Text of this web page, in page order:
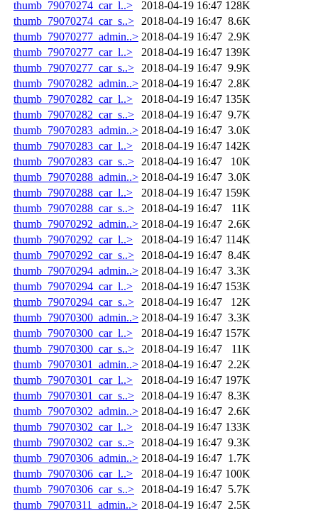
thumb_79070274_car_l..> 2018-04-19 16:47 128K
thumb_79070274_car_s..>
2018-04-19 16:47 8.6K
thumb_79070277_admin..> 2018-04-19 16:47 2.9K
thumb_79070277_car_l..>
2018-04-19 16:47 139K
thumb_79070277_car_s..>
2018-04-19 16:47 9.9K
thumb_79070282_admin..> 2018-04-19 16:47 2.8K
thumb_79070282_car_l..>
2018-04-19 16:47 135K
thumb_79070282_car_s..>
2018-04-19 16:47 9.7K
thumb_79070283_admin..> 2018-04-19 16:47 3.0K
thumb_79070283_car_l..>
2018-04-19 16:47 142K
thumb_79070283_car_s..>
2018-04-19 16:47
10K
thumb_79070288_admin..> 2018-04-19 16:47 3.0K
thumb_79070288_car_l..>
2018-04-19 16:47 159K
thumb_79070288_car_s..>
2018-04-19 16:47
11K
thumb_79070292_admin..> 2018-04-19 16:47 2.6K
thumb_79070292_car_l..>
2018-04-19 16:47 114K
thumb_79070292_car_s..>
2018-04-19 16:47 8.4K
thumb_79070294_admin..> 2018-04-19 16:47 3.3K
thumb_79070294_car_l..>
2018-04-19 16:47 153K
thumb_79070294_car_s..>
2018-04-19 16:47
12K
thumb_79070300_admin..> 2018-04-19 16:47 3.3K
thumb_79070300_car_l..>
2018-04-19 16:47 157K
thumb_79070300_car_s..>
2018-04-19 16:47
11K
thumb_79070301_admin..> 2018-04-19 16:47 2.2K
thumb_79070301_car_l..>
2018-04-19 16:47 197K
thumb_79070301_car_s..>
2018-04-19 16:47 8.3K
thumb_79070302_admin..> 2018-04-19 16:47 2.6K
thumb_79070302_car_l..>
2018-04-19 16:47 133K
thumb_79070302_car_s..>
2018-04-19 16:47 9.3K
thumb_79070306_admin..> 2018-04-19 16:47 1.7K
thumb_79070306_car_l..>
2018-04-19 16:47 100K
thumb_79070306_car_s..>
2018-04-19 16:47 5.7K
thumb_79070311_admin..> 2018-04-19 16:47 2.5K